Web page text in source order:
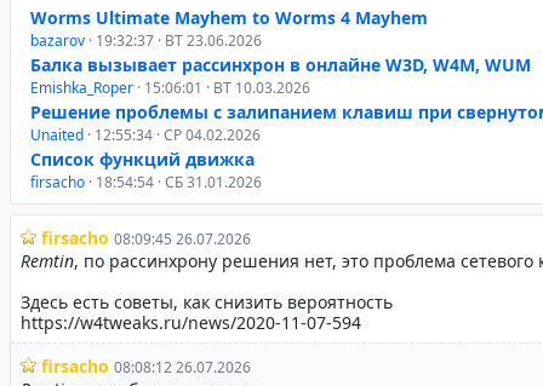
Worms Ultimate Mayhem to Worms 4 Mayhem
bazarov · 19:32:37 · ВТ 23.06.2026
Балка вызывает рассинхрон в онлайне W3D, W4M, WUM
Emishka_Roper · 15:06:01 · ВТ 10.03.2026
Решение проблемы с залипанием клавиш при
Unaited · 12:55:34 · СР 04.02.2026
Список функций движка
firsacho · 18:54:54 · СБ 31.01.2026